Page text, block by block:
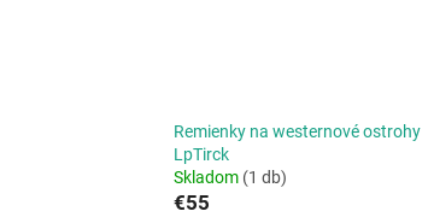
Remienky na westernové ostrohy
LpTirck
Skladom (1 db)
€55